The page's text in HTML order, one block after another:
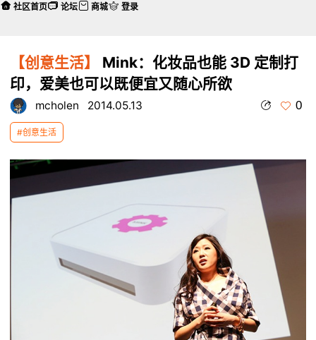
【创意生活】
Mink：化妆品也能 3D 定制打
印，爱美也可以既便宜又随心所欲
mcholen 2014.05.13 0
#创意生活
社区首页 论坛 商城 登录